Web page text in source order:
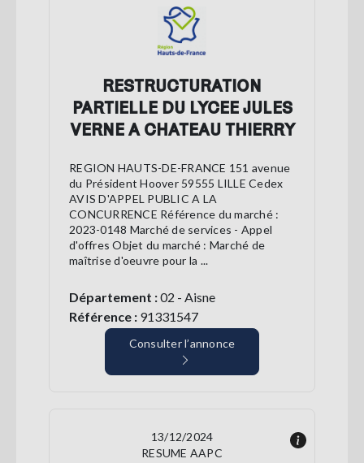
RESTRUCTURATION
PARTIELLE DU LYCEE JULES
VERNE A CHATEAU THIERRY
REGION HAUTS-DE-FRANCE 151 avenue
du Président Hoover 59555 LILLE Cedex
AVIS D'APPEL PUBLIC A LA
CONCURRENCE Référence du marché :
2023-0148 Marché de services - Appel
d'offres Objet du marché : Marché de
maîtrise d'oeuvre pour la ...
Département :02 - Aisne
Référence : 91331547
Consulter l’annonce
13/12/2024
RESUME AAPC